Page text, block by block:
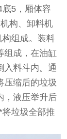
5，厢体容
构、卸料机
组成。装料
组成，在油缸
入料斗内。通
压缩后的垃圾
，液压举升后
垃圾全部推